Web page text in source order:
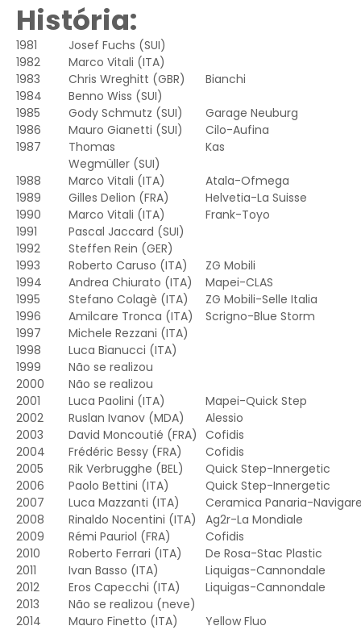
História:
1981 Josef Fuchs (SUI)
1982
Marco Vitali (ITA)
1983
Chris Wreghitt (GBR)
Bianchi
1984
Benno Wiss (SUI)
1985
Gody Schmutz (SUI)
Garage Neuburg
1986
Mauro Gianetti (SUI)
Cilo-Aufina
1987
Thomas
Wegmüller (SUI)
Kas
1988 Marco Vitali (ITA)
Atala-Ofmega
1989
Gilles Delion (FRA)
Helvetia-La Suisse
1990
Marco Vitali (ITA)
Frank-Toyo
1991
Pascal Jaccard (SUI)
1992
Steffen Rein (GER)
1993
Roberto Caruso (ITA)
ZG Mobili
1994
Andrea Chiurato (ITA)
Mapei-CLAS
1995
Stefano Colagè (ITA)
ZG Mobili-Selle Italia
1996
Amilcare Tronca (ITA)
Scrigno-Blue Storm
1997
Michele Rezzani (ITA)
1998
Luca Bianucci (ITA)
1999
Não se realizou
2000
Não se realizou
2001
Luca Paolini (ITA)
Mapei-Quick Step
2002
Ruslan Ivanov (MDA)
Alessio
2003
David Moncoutié (FRA) Cofidis
2004
Frédéric Bessy (FRA)
Cofidis
2005
Rik Verbrugghe (BEL)
Quick Step-Innergetic
2006
Paolo Bettini (ITA)
Quick Step-Innergetic
2007
Luca Mazzanti (ITA)
Ceramica Panaria-
2008
Rinaldo Nocentini (ITA)
Ag2r-La Mondiale
2009
Rémi Pauriol (FRA)
Cofidis
2010
Roberto Ferrari (ITA)
De Rosa-Stac Plastic
2011
Ivan Basso (ITA)
Liquigas-Cannondale
2012
Eros Capecchi (ITA)
Liquigas-Cannondale
2013
Não se realizou (neve)
2014
Mauro Finetto (ITA) Yellow Fluo